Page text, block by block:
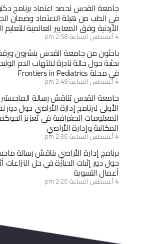
جامعة القدس تحصد اعتماد برنامج
في الطب من هيئة الاعتماد وضمان
الأردنية وفق المعايير العالمية
4 أغسطس الساعة 2:58 pm
باحثون من جامعة القدس ينشرون
بحثية حول حالة نادرة لالتهاب الدم
في مجلة Frontiers in Pediatrics
4 أغسطس الساعة 2:49 pm
جامعة القدس تناقش رسالة الماجستير
الأولى لبرنامج إدارة الأراضي حول دور
المعلومات الجغرافية في تعزيز
المكانية وإدارة الأراضي
4 أغسطس الساعة 2:36 pm
برنامج إدارة الأراضي يناقش رسالة
حول دور إثبات الحيازة في حل النزاعات
أعمال التسوية
4 أغسطس الساعة 2:26 pm